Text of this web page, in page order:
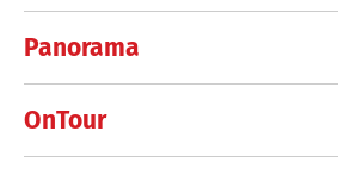
Panorama
OnTour